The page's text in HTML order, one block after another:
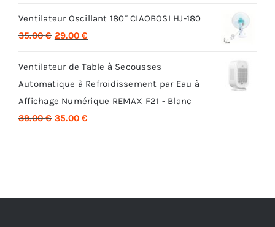
initial
était :
actuel
Ventilateur Oscillant 180° CIAOBOSI HJ-180
35.00€ Le
initial
était :
35.00 €.
29.00€
actuel
est :
29.00 €.
Ventilateur de Table à Secousses
Automatique à Refroidissement par Eau à
Affichage Numérique REMAX F21 - Blanc
39.00€ Le
35.00€